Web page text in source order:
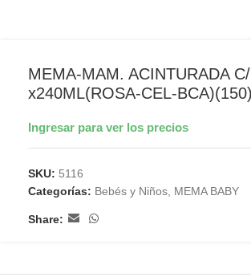
MEMA-MAM. ACINTURADA
x240ML(ROSA-CEL-BCA)(150)
Ingresar para ver los precios
SKU: 5116
Categorías: Bebés y Niños MEMA BABY
Share: